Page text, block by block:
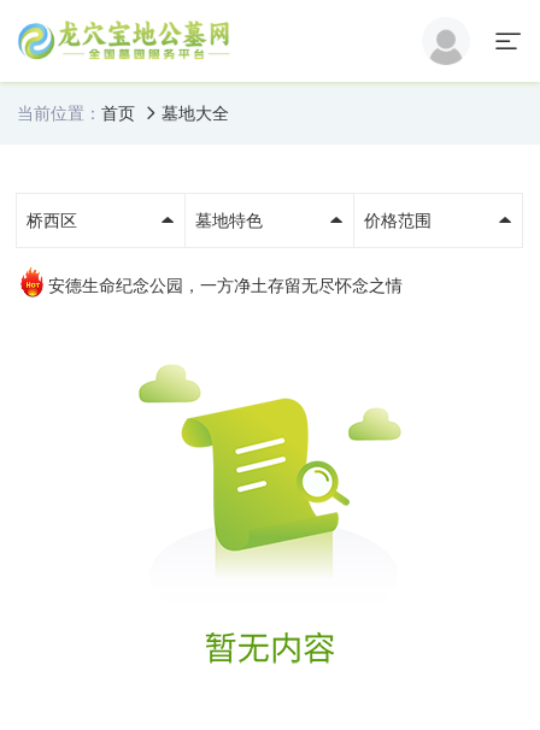
当前位置： 首页 墓地大全
桥西区 墓地特色 价格范围
安德生命纪念公园，一方净土存留无尽怀念之情